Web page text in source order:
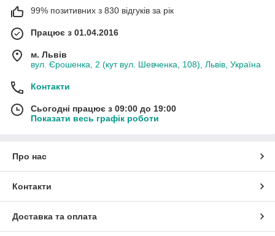
99% позитивних з 830 відгуків за рік
Працює з 01.04.2016
м. Львів
вул. Єрошенка, 2 (кут вул. Шевченка, 108), Львів, Україна
Контакти
Сьогодні працює з 09:00 до 19:00
Показати весь графік роботи
Про нас
Контакти
Доставка та оплата